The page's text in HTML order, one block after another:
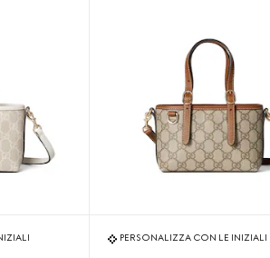
PERSONALIZZA CON LE INIZIALI